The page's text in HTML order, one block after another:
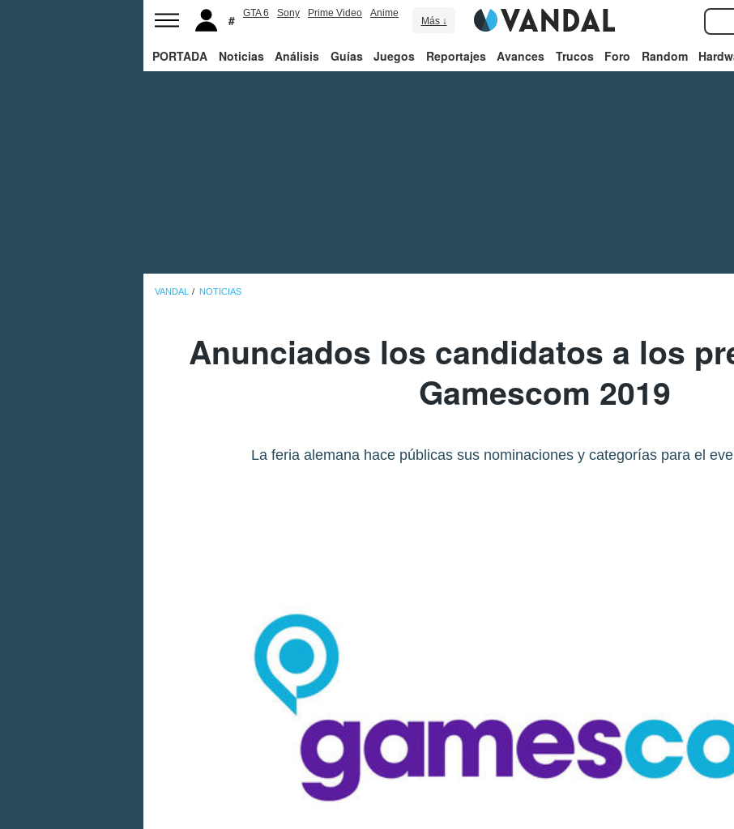
GTA 6 Sony Prime Video Anime
Más ↓
PORTADA Noticias Análisis Guías Juegos Reportajes Avances Trucos Foro Random
VANDAL NOTICIAS
Anunciados los candidatos a los
Gamescom 2019
La feria alemana hace públicas sus nominaciones y categorías para el